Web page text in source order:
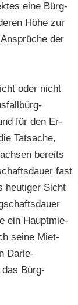
eine Bürg­
Höhe zur
der
oder nicht
für den Er­
Tat­sa­che,
be­reits
fast
heu­ti­ger Sicht
ein Haupt­mie­
seine Miet­
Darle-​
das Bürg­